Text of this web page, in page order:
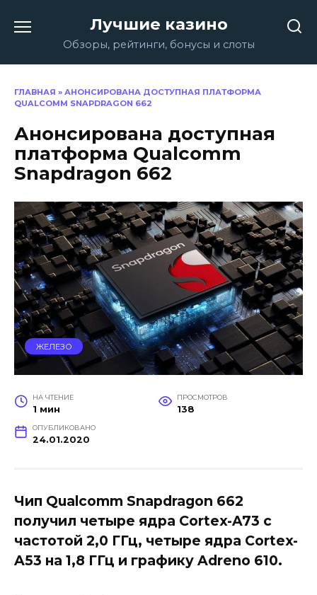
содержанию
Лучшие казино
Обзоры, рейтинги, бонусы и слоты
ГЛАВНАЯ » АНОНСИРОВАНА ДОСТУПНАЯ ПЛАТФОРМА
QUALCOMM SNAPDRAGON 662
Анонсирована доступная
платформа Qualcomm
Snapdragon 662
ЖЕЛЕЗО
НА ЧТЕНИЕ
1 мин
ПРОСМОТРОВ
138
ОПУБЛИКОВАНО
24.01.2020
Чип Qualcomm Snapdragon 662
получил четыре ядра Cortex-A73 с
частотой 2,0 ГГц, четыре ядра Cortex-
A53 на 1,8 ГГц и графику Adreno 610.